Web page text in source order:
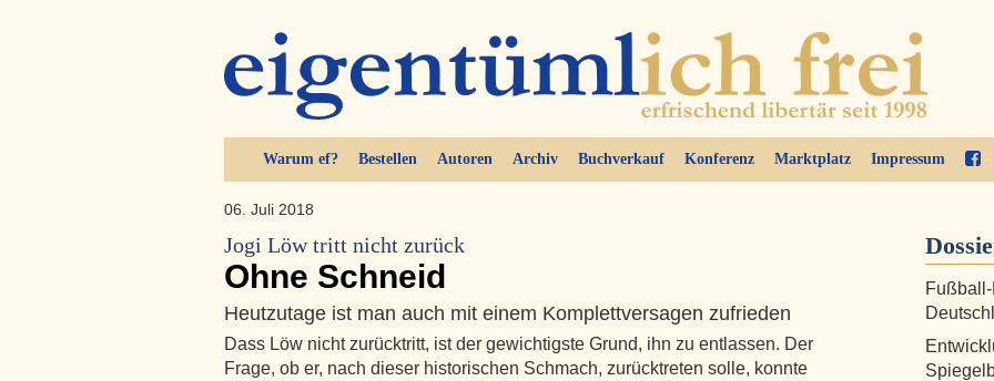
Warum ef? Bestellen Autoren Archiv Buchverkauf Konferenz Marktplatz Impressum
06. Juli 2018
Jogi Löw tritt nicht zurück
Ohne Schneid
Heutzutage ist man auch mit einem Komplettversagen zufrieden
Dass Löw nicht zurücktritt, ist der gewichtigste Grund, ihn zu entlassen. Der
Frage, ob er, nach dieser historischen Schmach, zurücktreten solle, konnte